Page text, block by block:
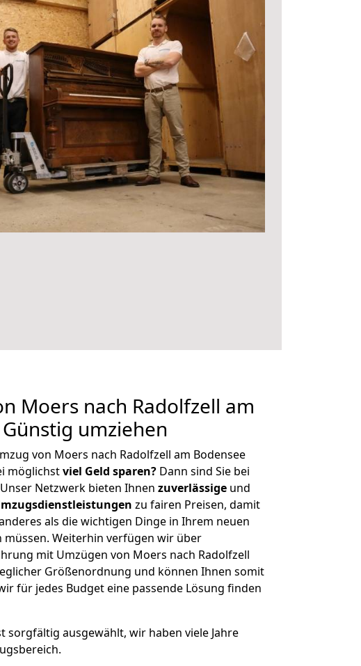
Moers nach Radolfzell am
umziehen
von Moers nach Radolfzell am Bodensee
möglichstviel Geld sparen? Dann sind Sie bei
Netzwerk bieten Ihnen zuverlässige und
zu fairen Preisen, damit
als die wichtigen Dinge in Ihrem neuen
müssen. Weiterhin verfügen wir über
mit Umzügen von Moers nach Radolfzell
Größenordnung und können Ihnen somit
für jedes Budget eine passende Lösung finden
sorgfältig ausgewählt, wir haben viele Jahre